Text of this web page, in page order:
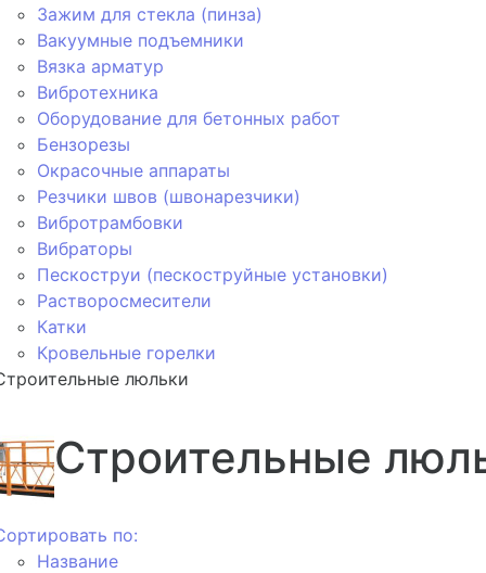
Зажим для стекла (пинза)
Вакуумные подъемники
Вязка арматур
Вибротехника
Оборудование для бетонных работ
Бензорезы
Окрасочные аппараты
Резчики швов (швонарезчики)
Вибротрамбовки
Вибраторы
Пескоструи (пескоструйные установки)
Растворосмесители
Катки
Кровельные горелки
люльки
Строительные
по:
Название